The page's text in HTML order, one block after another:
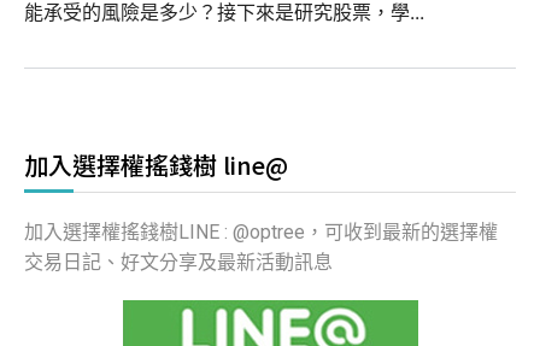
能承受的風險是多少？接下來是研究股票，學...
加入選擇權搖錢樹 line@
加入選擇權搖錢樹LINE : @optree，可收到最新的選擇權
交易日記、好文分享及最新活動訊息